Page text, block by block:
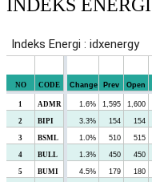
INDEKS ENERGI